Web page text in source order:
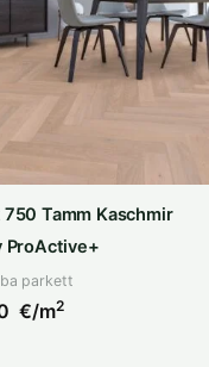
750 Tamm Kaschmir
ProActive+
parkett
€/m2